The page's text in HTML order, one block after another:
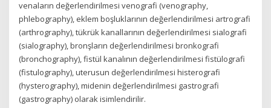
venaların değerlendirilmesi venografi (venography,
phlebography), eklem boşluklarının değerlendirilmesi artrografi
(arthrography), tükrük kanallarının değerlendirilmesi sialografi
(sialography), bronşların değerlendirilmesi bronkografi
(bronchography), fistül kanalının değerlendirilmesi fistülografi
(fistulography), uterusun değerlendirilmesi histerografi
(hysterography), midenin değerlendirilmesi gastrografi
(gastrography) olarak isimlendirilir.